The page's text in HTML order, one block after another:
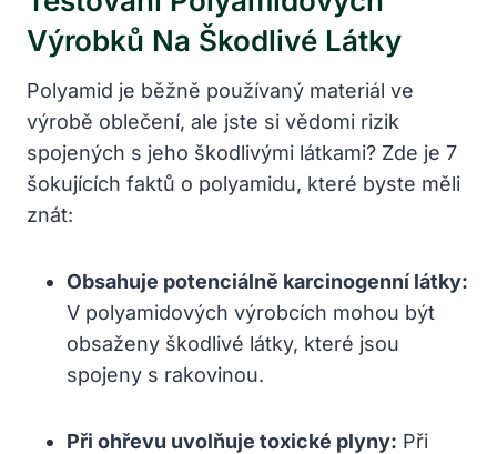
Výrobků Na Škodlivé Látky
Polyamid je běžně používaný materiál ve
výrobě oblečení, ale jste si vědomi rizik
spojených s jeho škodlivými látkami? Zde je 7
šokujících faktů o polyamidu, které byste měli
znát:
Obsahuje potenciálně karcinogenní látky:
V polyamidových výrobcích mohou být
obsaženy škodlivé látky, které jsou
spojeny s rakovinou.
Při ohřevu uvolňuje toxické plyny: Při